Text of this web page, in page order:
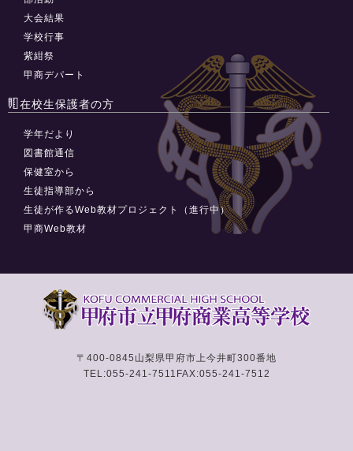
大会結果
学校行事
紫紺祭
甲商デパート
在校生保護者の方
学年だより
図書館通信
保健室から
生徒指導部から
生徒が作るWeb教材プロジェクト（進行中）
甲商Web教材
〒400-0845 山梨県甲府市上今井町300番地
TEL:055-241-7511 FAX:055-241-7512